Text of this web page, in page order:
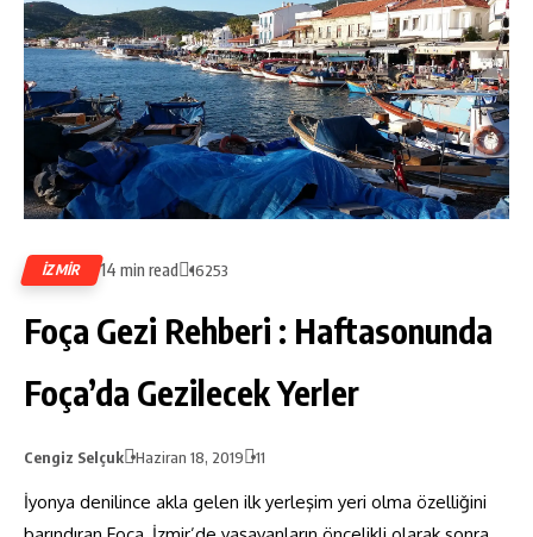
IZMIR 14 min read 16253
Foça Gezi Rehberi : Haftasonunda
Foça’da Gezilecek Yerler
Cengiz Selçuk Haziran 18, 2019 11
İyonya denilince akla gelen ilk yerleşim yeri olma özelliğini